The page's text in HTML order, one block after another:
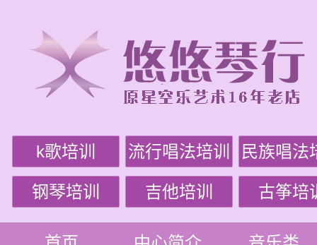
k歌培训 流行唱法培训 民族唱法
钢琴培训 吉他培训 古筝培